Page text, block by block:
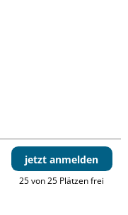
jetzt anmelden
25 von 25 Plätzen frei